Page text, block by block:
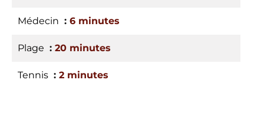
Médecin 6 minutes
Plage 20 minutes
Tennis 2 minutes